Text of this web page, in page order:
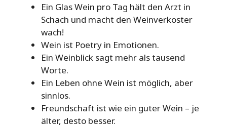
Ein Glas Wein pro Tag hält den Arzt in
Schach und macht den Weinverkoster
wach!
Wein ist Poetry in Emotionen.
Ein Weinblick sagt mehr als tausend
Worte.
Ein Leben ohne Wein ist möglich, aber
sinnlos.
Freundschaft ist wie ein guter Wein – je
älter, desto besser.